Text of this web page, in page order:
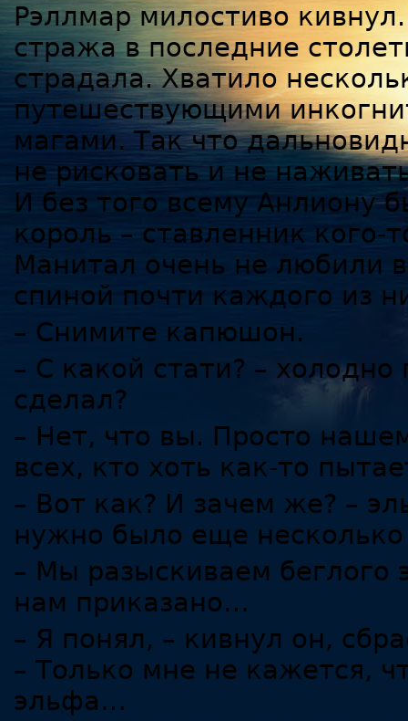
Рэллмар милостиво
стража в последние
страдала. Хватило
путешествующими
магами. Так что
не рисковать и не
И без того всему Анлиону
король – ставленник
Манитал очень не любили
спиной почти каждого из
– Снимите капюшон.
– С какой стати? –
сделал?
– Нет, что вы. Просто
всех, кто хоть как-то
– Вот как? И зачем же? –
нужно было еще
– Мы разыскиваем беглого
нам приказано…
– Я понял, – кивнул он,
– Только мне не кажется,
эльфа…